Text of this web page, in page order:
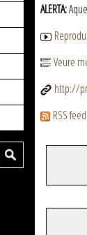
ALERTA:
Veure
http://
RSS feed